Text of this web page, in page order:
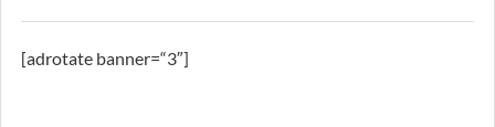
[adrotate banner=“3″]